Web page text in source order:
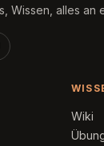
Wissen, alles an
Wiki